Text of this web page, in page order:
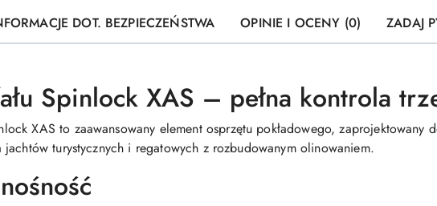
DOT. BEZPIECZEŃSTWA OPINIE I OCENY (0) ZADAJ
Spinlock XAS – pełna kontrola
XAS to zaawansowany element osprzętu pokładowego, zaprojektowany
turystycznych i regatowych z rozbudowanym olinowaniem.